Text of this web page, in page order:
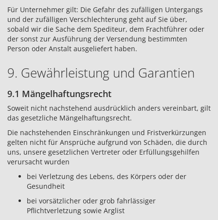
Für Unternehmer gilt: Die Gefahr des zufälligen Untergangs
und der zufälligen Verschlechterung geht auf Sie über,
sobald wir die Sache dem Spediteur, dem Frachtführer oder
der sonst zur Ausführung der Versendung bestimmten
Person oder Anstalt ausgeliefert haben.
9. Gewährleistung und Garantien
9.1 Mängelhaftungsrecht
Soweit nicht nachstehend ausdrücklich anders vereinbart, gilt
das gesetzliche Mängelhaftungsrecht.
Die nachstehenden Einschränkungen und Fristverkürzungen
gelten nicht für Ansprüche aufgrund von Schäden, die durch
uns, unsere gesetzlichen Vertreter oder Erfüllungsgehilfen
verursacht wurden
bei Verletzung des Lebens, des Körpers oder der
Gesundheit
bei vorsätzlicher oder grob fahrlässiger
Pflichtverletzung sowie Arglist